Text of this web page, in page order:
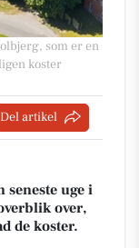
som er en
koster
Del artikel
seneste uge i
over,
de koster.